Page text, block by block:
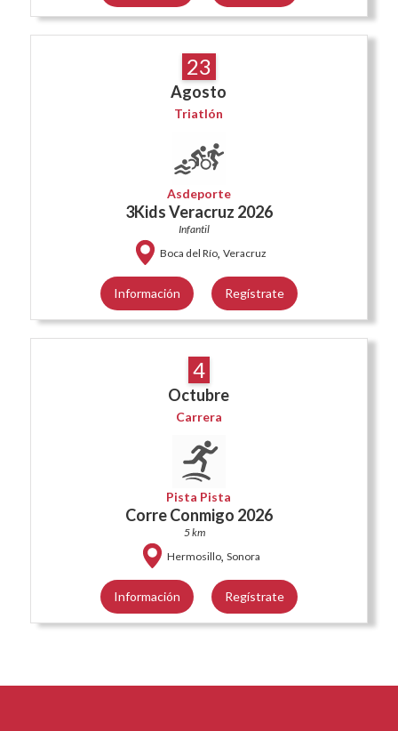
23
Agosto
Triatlón
Asdeporte
3Kids Veracruz 2026
Infantil
Boca del Río, Veracruz
Información Regístrate
4
Octubre
Carrera
Pista Pista
Corre Conmigo 2026
5 km
Hermosillo, Sonora
Información Regístrate